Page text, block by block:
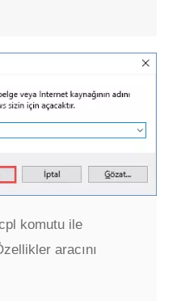
komutu ile
aracını